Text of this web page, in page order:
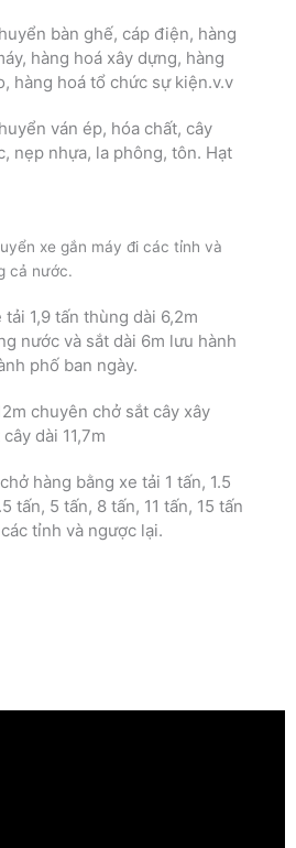
bàn ghế, cáp điện, hàng
hàng hoá xây dựng, hàng
hàng hoá tổ chức sự kiện.v.v
ván ép, hóa chất, cây
nẹp nhựa, la phông, tôn. Hạt
xe gắn máy đi các tỉnh và
cả nước.
1,9 tấn thùng dài 6,2m
nước và sắt dài 6m lưu hành
phố ban ngày.
chuyên chở sắt cây xây
dài 11,7m
hàng bằng xe tải 1 tấn, 1.5
tấn, 5 tấn, 8 tấn, 11 tấn, 15 tấn
tỉnh và ngược lại.